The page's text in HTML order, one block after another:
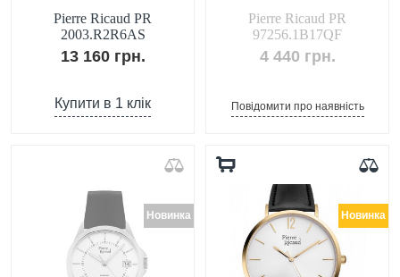
Pierre Ricaud PR
2003.R2R6AS
13 160 грн.
Купити в 1 клік
Pierre Ricaud PR
97256.1B17QF
4 440 грн.
Повідомити про наявність
Новинка Новинка